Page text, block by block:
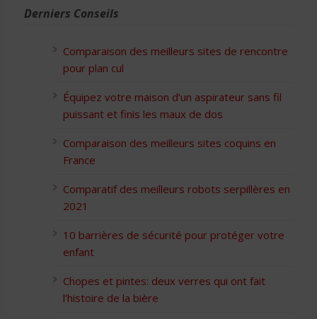
Derniers Conseils
Comparaison des meilleurs sites de rencontre
pour plan cul
Équipez votre maison d’un aspirateur sans fil
puissant et finis les maux de dos
Comparaison des meilleurs sites coquins en
France
Comparatif des meilleurs robots serpillères en
2021
10 barrières de sécurité pour protéger votre
enfant
Chopes et pintes: deux verres qui ont fait
l’histoire de la bière